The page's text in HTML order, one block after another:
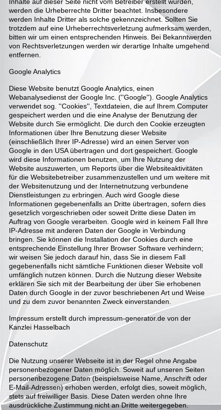
Inhalte auf dieser Seite nicht vom Betreiber erstellt wurden,
werden die Urheberrechte Dritter beachtet. Insbesondere
werden Inhalte Dritter als solche gekennzeichnet. Sollten Sie
trotzdem auf eine Urheberrechtsverletzung aufmerksam werden,
bitten wir um einen entsprechenden Hinweis. Bei Bekanntwerden
von Rechtsverletzungen werden wir derartige Inhalte umgehend
entfernen.
Google Analytics
Diese Website benutzt Google Analytics, einen
Webanalysedienst der Google Inc. (''Google''). Google Analytics
verwendet sog. ''Cookies'', Textdateien, die auf Ihrem Computer
gespeichert werden und die eine Analyse der Benutzung der
Website durch Sie ermöglicht. Die durch den Cookie erzeugten
Informationen über Ihre Benutzung dieser Website
(einschließlich Ihrer IP-Adresse) wird an einen Server von
Google in den USA übertragen und dort gespeichert. Google
wird diese Informationen benutzen, um Ihre Nutzung der
Website auszuwerten, um Reports über die Websiteaktivitäten
für die Websitebetreiber zusammenzustellen und um weitere mit
der Websitenutzung und der Internetnutzung verbundene
Dienstleistungen zu erbringen. Auch wird Google diese
Informationen gegebenenfalls an Dritte übertragen, sofern dies
gesetzlich vorgeschrieben oder soweit Dritte diese Daten im
Auftrag von Google verarbeiten. Google wird in keinem Fall Ihre
IP-Adresse mit anderen Daten der Google in Verbindung
bringen. Sie können die Installation der Cookies durch eine
entsprechende Einstellung Ihrer Browser Software verhindern;
wir weisen Sie jedoch darauf hin, dass Sie in diesem Fall
gegebenenfalls nicht sämtliche Funktionen dieser Website voll
umfänglich nutzen können. Durch die Nutzung dieser Website
erklären Sie sich mit der Bearbeitung der über Sie erhobenen
Daten durch Google in der zuvor beschriebenen Art und Weise
und zu dem zuvor benannten Zweck einverstanden.
Impressum erstellt durch impressum-generator.de von der
Kanzlei Hasselbach
Datenschutz
Die Nutzung unserer Webseite ist in der Regel ohne Angabe
personenbezogener Daten möglich. Soweit auf unseren Seiten
personenbezogene Daten (beispielsweise Name, Anschrift oder
E-Mail-Adressen) erhoben werden, erfolgt dies, soweit möglich,
stets auf freiwilliger Basis. Diese Daten werden ohne Ihre
ausdrückliche Zustimmung nicht an Dritte weitergegeben.